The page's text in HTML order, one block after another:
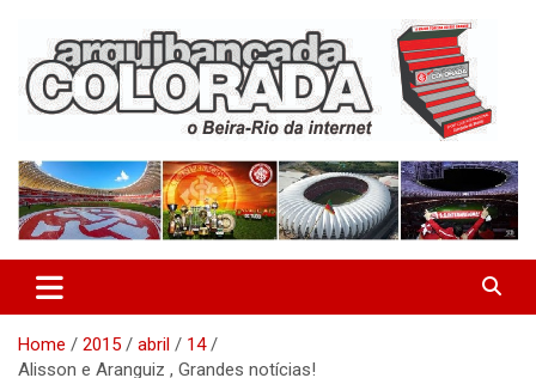
content
Arquibancada Colorada
Home 2015 abril
14
Alisson e Aranguiz , Grandes notícias!